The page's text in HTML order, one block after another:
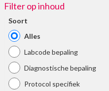
Filter op inhoud
Soort
Alles
Labcode bepaling
Diagnostische bepaling
Protocol specifiek